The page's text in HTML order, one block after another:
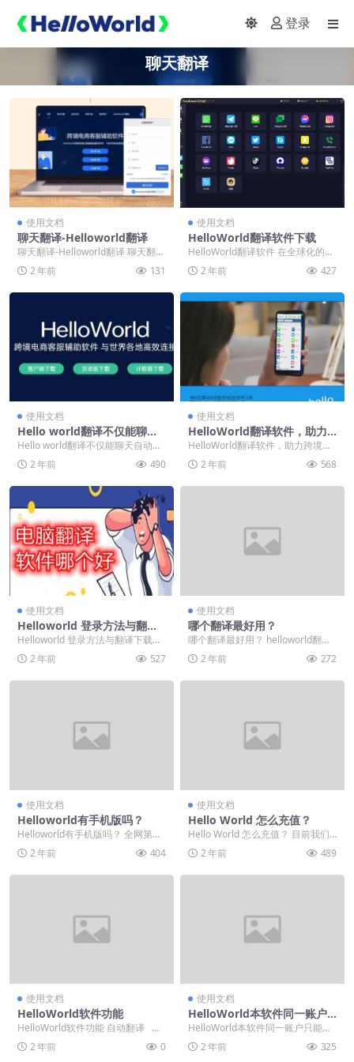
登录
聊天翻译
使用文档
聊天翻译​-Helloworld翻译
聊天翻译​-Helloworld翻译 聊天翻译
成为了人们沟通交流的重要工具。
无论...2 年前 131
使用文档
HelloWorld翻译软件下载
HelloWorld翻译软件 在全球化的今
天，语言的障碍成为了沟通的重要
挑战。为...
2 年前 427
使用文档
Hello world翻译不仅能聊天
自动翻译，还支持应用多开非
常方便！
Hello world翻译不仅能聊天自动翻
译，还支持应用多开非常方便！ 应
用多开...
2 年前 490
使用文档
HelloWorld翻译软件，助力
跨境企业出海聊天翻译难题
HelloWorld翻译软件，助力跨境企
业出海聊天翻译难题 基本信息 需求
类型：...
2 年前 568
使用文档
Helloworld 登录方法与翻译
下载流程详解，助你充分发挥
其优势
Helloworld 登录方法与翻译下载流
程详解，助你充分发挥其优势 Hell
o... 2 年前 527
使用文档
哪个翻译最好用？
哪个翻译最好用？ helloworld翻译
软件被认为是目前线上最准确的翻
译工具之...
2 年前 272
使用文档
Helloworld有手机版吗？
Helloworld有手机版吗？ 全网第一
家海外社交自动翻译软件，有需要
用户请在...
2 年前 404
使用文档
Hello World 怎么充值？
Hello World 怎么充值？ 目前我们
提供支付宝和微信充值方式， 用户
只需...2 年前 489
使用文档
HelloWorld软件功能
HelloWorld软件功能 自动翻译 收
发消息根据设置语言自动翻...
2 年前 0
使用文档
HelloWorld本软件同一账户
只能一台电脑使用。
HelloWorld本软件同一账户只能一
台电脑使用。 用户登陆软件之后，
点击软件...
2 年前 325